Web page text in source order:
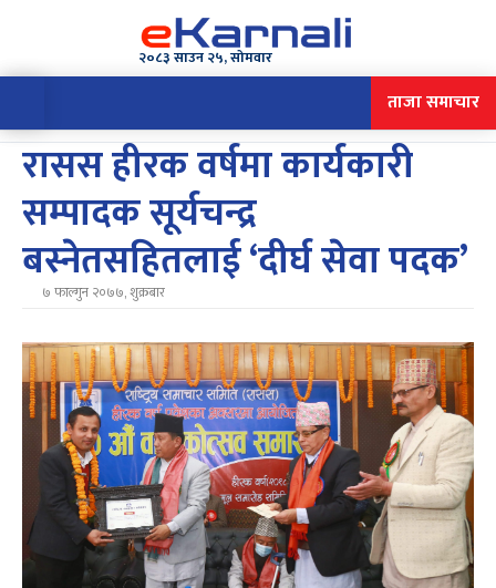
२०८३ साउन २५, सोमवार
ताजा समाचार
रासस हीरक वर्षमा कार्यकारी
सम्पादक सूर्यचन्द्र
बस्नेतसहितलाई ‘दीर्घ सेवा पदक’
७ फाल्गुन २०७७, शुक्रबार